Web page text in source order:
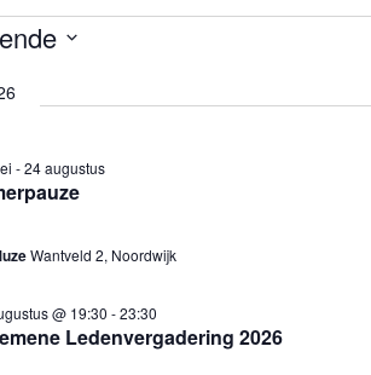
-24 augustus
Wantveld 2, Noordwijk
Ledenvergadering 2026
@ 19:30 -23:30